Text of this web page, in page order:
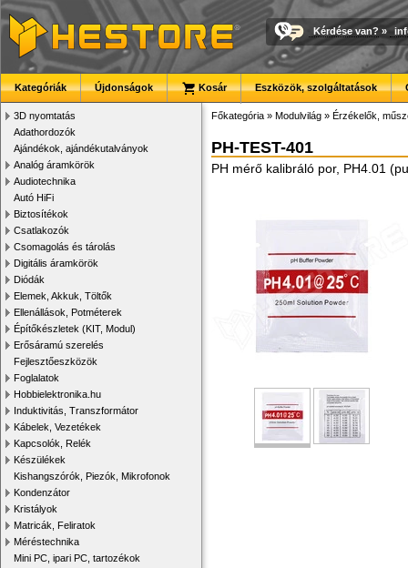
Kérdése van? »
Kategóriák Újdonságok Kosár Eszközök, szolgáltatások
3D nyomtatás
Adathordozók
Ajándékok, ajándékutalványok
Analóg áramkörök
Audiotechnika
Autó HiFi
Biztosítékok
Csatlakozók
Csomagolás és tárolás
Digitális áramkörök
Diódák
Elemek, Akkuk, Töltők
Ellenállások, Potméterek
Építőkészletek (KIT, Modul)
Erősáramú szerelés
Fejlesztőeszközök
Foglalatok
Hobbielektronika.hu
Induktivitás, Transzformátor
Kábelek, Vezetékek
Kapcsolók, Relék
Készülékek
Kishangszórók, Piezók, Mikrofonok
Kondenzátor
Kristályok
Matricák, Feliratok
Méréstechnika
Mini PC, ipari PC, tartozékok
Főkategória » Modulvilág » Érzékelők,
PH-TEST-401
PH mérő kalibráló por, PH4.01